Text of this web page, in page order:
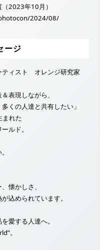
2023年10月）
2024/08/
ージ
ィスト オレンジ研究家
表現しながら、
くの人達と共有したい」
まれた
ルド。
懐かしさ、
込められています。
愛する人達へ。
。